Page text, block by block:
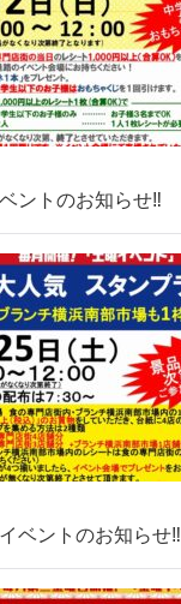
ントのお知らせ‼
ベントのお知らせ‼